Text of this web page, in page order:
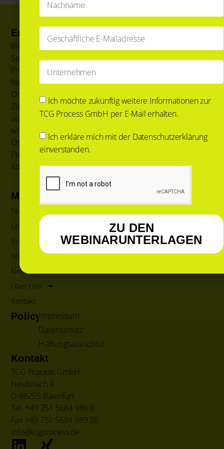
Enable the digital Enterprise
Wir bieten auf einer BPM Plattform
Softwarelösungen für Intelligent Document
Processing, Business Process Management und auch
für Output Prozesse. Unsere Low-Code Plattform ist
On Premise oder in der Cloud einsetzbar mit dem
Ziel End-to-End Prozesse für unsere Kunden zu
automatisieren. Als TCG Process GmbH betreuen
wir unsere Kunden und Partner in Deutschland und
Österreich. Wir sind Teil der internationalen TCG
Process Gruppe mit Standorten auf allen
Kontinenten.
Menü
Tech & Services
Lösungen
Branchen
Wissen
News
Über Uns
Kontakt
Policy Impressum
Datenschutz
Haftungsausschluss
Kontakt
TCG Process GmbH
Neubriach 4
D-88255 Baienfurt
Tel. +49 751 5684 989 0
Fax +49 751 5684 989 20
info@tcgprocess.de
Ich möchte zukünftig weitere Informationen zur
TCG Process GmbH per E-Mail erhalten.
Ich erkläre mich mit der Datenschutzerklärung
einverstanden.
ZU DEN
WEBINARUNTERLAGEN